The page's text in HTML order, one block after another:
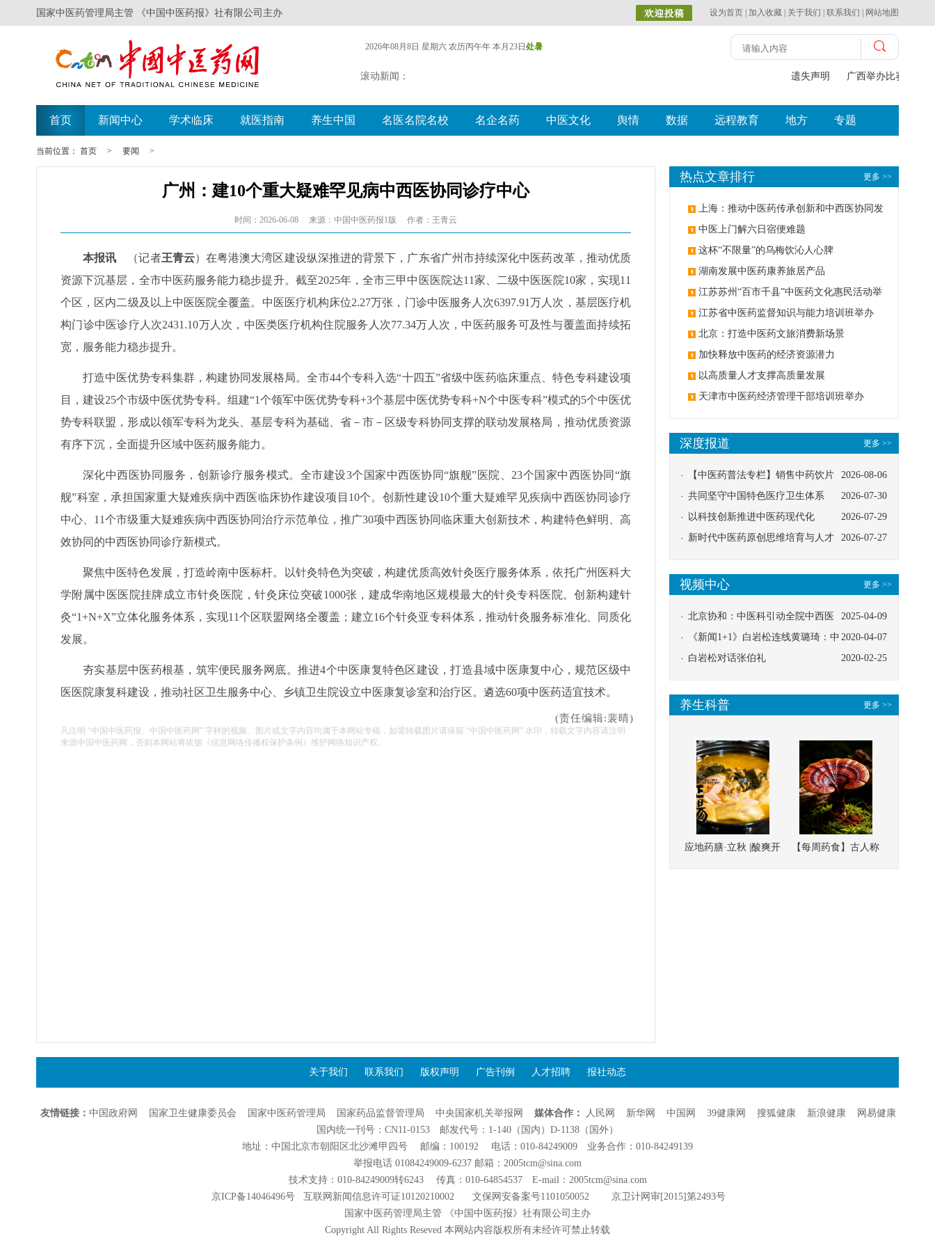
国家中医药管理局主管 《中国中医药报》社有限公司主办 设为首页 加入收藏 关于我们 联系我们 网站地图
2026年08月8日 星期六 农历丙午年 本月23日 处暑
滚动新闻： 遗失声明 广西举办比赛探索
首页 新闻中心 学术临床 就医指南 养生中国 名医名院名校 名企名药 中医文化 舆情 数据 远程教育 地方 专题
当前位置： 首页 > 要闻 >
广州：建10个重大疑难罕见病中西医协同诊疗中心
时间：2026-06-08 来源：中国中医药报1版 作者：王青云
本报讯 （记者王青云）在粤港澳大湾区建设纵深推进的背景下，广东省广州市持续深化中医药改革，推动优质
资源下沉基层，全市中医药服务能力稳步提升。截至2025年，全市三甲中医医院达11家、二级中医医院10家，实现11
个区，区内二级及以上中医医院全覆盖。中医医疗机构床位2.27万张，门诊中医服务人次6397.91万人次，基层医疗机
构门诊中医诊疗人次2431.10万人次，中医类医疗机构住院服务人次77.34万人次，中医药服务可及性与覆盖面持续拓
宽，服务能力稳步提升。
打造中医优势专科集群，构建协同发展格局。全市44个专科入选“十四五”省级中医药临床重点、特色专科建设项
目，建设25个市级中医优势专科。组建“1个领军中医优势专科+3个基层中医优势专科+N个中医专科”模式的5个中医优
势专科联盟，形成以领军专科为龙头、基层专科为基础、省－市－区级专科协同支撑的联动发展格局，推动优质资源
有序下沉，全面提升区域中医药服务能力。
深化中西医协同服务，创新诊疗服务模式。全市建设3个国家中西医协同“旗舰”医院、23个国家中西医协同“旗
舰”科室，承担国家重大疑难疾病中西医临床协作建设项目10个。创新性建设10个重大疑难罕见疾病中西医协同诊疗
中心、11个市级重大疑难疾病中西医协同治疗示范单位，推广30项中西医协同临床重大创新技术，构建特色鲜明、高
效协同的中西医协同诊疗新模式。
聚焦中医特色发展，打造岭南中医标杆。以针灸特色为突破，构建优质高效针灸医疗服务体系，依托广州医科大
学附属中医医院挂牌成立市针灸医院，针灸床位突破1000张，建成华南地区规模最大的针灸专科医院。创新构建针
灸“1+N+X”立体化服务体系，实现11个区联盟网络全覆盖；建立16个针灸亚专科体系，推动针灸服务标准化、同质化
发展。
夯实基层中医药根基，筑牢便民服务网底。推进4个中医康复特色区建设，打造县域中医康复中心，规范区级中
医医院康复科建设，推动社区卫生服务中心、乡镇卫生院设立中医康复诊室和治疗区。遴选60项中医药适宜技术。
(责任编辑:裴晴)
凡注明 “中国中医药报、中国中医药网” 字样的视频、图片或文字内容均属于本网站专稿，如需转载图片请保留 “中国中医药网” 水印，转载文字内容请注明
来源中国中医药网，否则本网站将依据《信息网络传播权保护条例》维护网络知识产权。
更多 >>
热点文章排行
上海：推动中医药传承创新和中西医协同发
展 中医上门解六日宿便难题
这杯“不限量”的乌梅饮沁人心脾
湖南发展中医药康养旅居产品
江苏苏州“百市千县”中医药文化惠民活动举
办 江苏省中医药监督知识与能力培训班举办
北京：打造中医药文旅消费新场景
加快释放中医药的经济资源潜力
以高质量人才支撑高质量发展
天津市中医药经济管理干部培训班举办
更多 >>
深度报道
2026-08-06
【中医药普法专栏】销售中药饮片
应告知煎服方法及注意事项
2026-07-30
共同坚守中国特色医疗卫生体系
2026-07-29
以科技创新推进中医药现代化
2026-07-27
新时代中医药原创思维培育与人才
更多 >>
视频中心
2025-04-09
北京协和：中医科引动全院中西医
协同
2020-04-07
《新闻1+1》白岩松连线黄璐琦：中
医救治的临床效果
2020-02-25
白岩松对话张伯礼
更多 >>
养生科普
应地药膳·立秋 |酸爽开
【每周药食】古人称
关于我们 联系我们 版权声明 广告刊例 人才招聘 报社动态
友情链接： 中国政府网 国家卫生健康委员会 国家中医药管理局 国家药品监督管理局 中央国家机关举报网 媒体合作： 人民网 新华网 中国网 39健康网 搜狐健康 新浪健康
网易健康
国内统一刊号：CN11-0153 邮发代号：1-140（国内）D-1138（国外）
地址：中国北京市朝阳区北沙滩甲四号 邮编：100192 电话：010-84249009 业务合作：010-84249139
举报电话 01084249009-6237 邮箱：2005tcm@sina.com
技术支持：010-84249009转6243 传真：010-64854537 E-mail：2005tcm@sina.com
京ICP备14046496号
互联网新闻信息许可证10120210002文保网安备案号1101050052 京卫计网审[2015]第2493号
国家中医药管理局主管 《中国中医药报》社有限公司主办
Copyright All Rights Reseved 本网站内容版权所有未经许可禁止转载